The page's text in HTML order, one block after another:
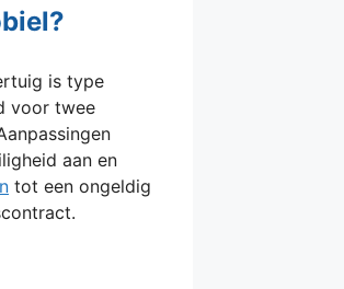
is type
voor twee
aan en
tot een ongeldig